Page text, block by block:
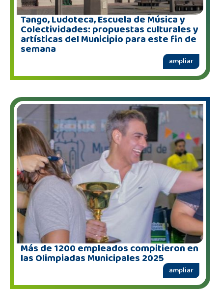
Tango, Ludoteca, Escuela de Música y
Colectividades: propuestas culturales y
artísticas del Municipio para este fin de
semana
ampliar
Más de 1200 empleados compitieron en
las Olimpiadas Municipales 2025
ampliar